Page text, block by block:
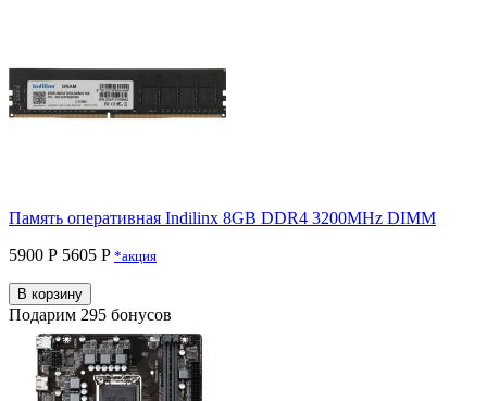
Память оперативная Indilinx 8GB DDR4 3200MHz DIMM
5900 Р 5605 P *акция
В корзину
Подарим 295 бонусов